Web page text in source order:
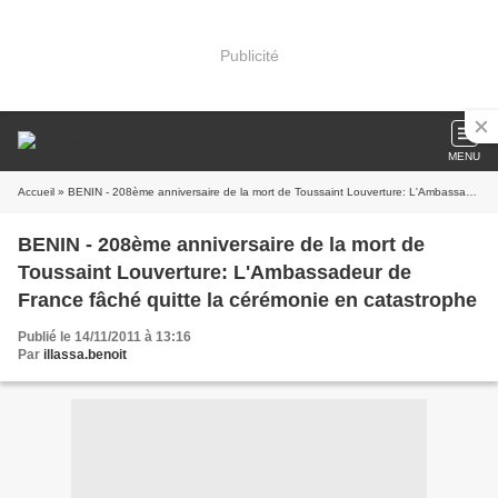
Publicité
MENU
Accueil » BENIN - 208ème anniversaire de la mort de Toussaint Louverture: L'Ambassadeur de France fâché quitte la cérémonie en catastrophe
BENIN - 208ème anniversaire de la mort de
Toussaint Louverture: L'Ambassadeur de
France fâché quitte la cérémonie en catastrophe
Publié le 14/11/2011 à 13:16
Par illassa.benoit